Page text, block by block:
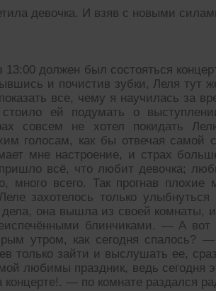
девочка. И взяв с новыми
13:00 должен был состояться
и почистив зубки, Леля тут
все, чему я научилась за
ей подумать о
совсем не хотел покидать
голосам, как бы отвечая
мне настроение, и страх
всё, что любит девочка;
всего. Так прогнав плохие
захотелось только
дела, она вышла из своей комнаты,
блинчиками. — А
утром, как сегодня спалось? —
только зайти и выслушать ее,
любимы праздник, ведь сегодня
концерте!. — по комнате раздался